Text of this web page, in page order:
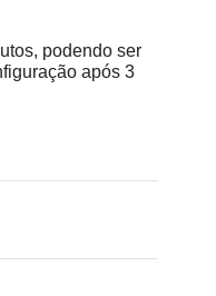
podendo ser
após 3